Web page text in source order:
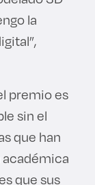
la
premio es
sin el
que han
que sus